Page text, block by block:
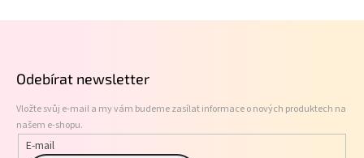
Odebírat newsletter
Vložte svůj e-mail a my vám budeme zasílat informace o nových produktech na
našem e-shopu.
E-mail